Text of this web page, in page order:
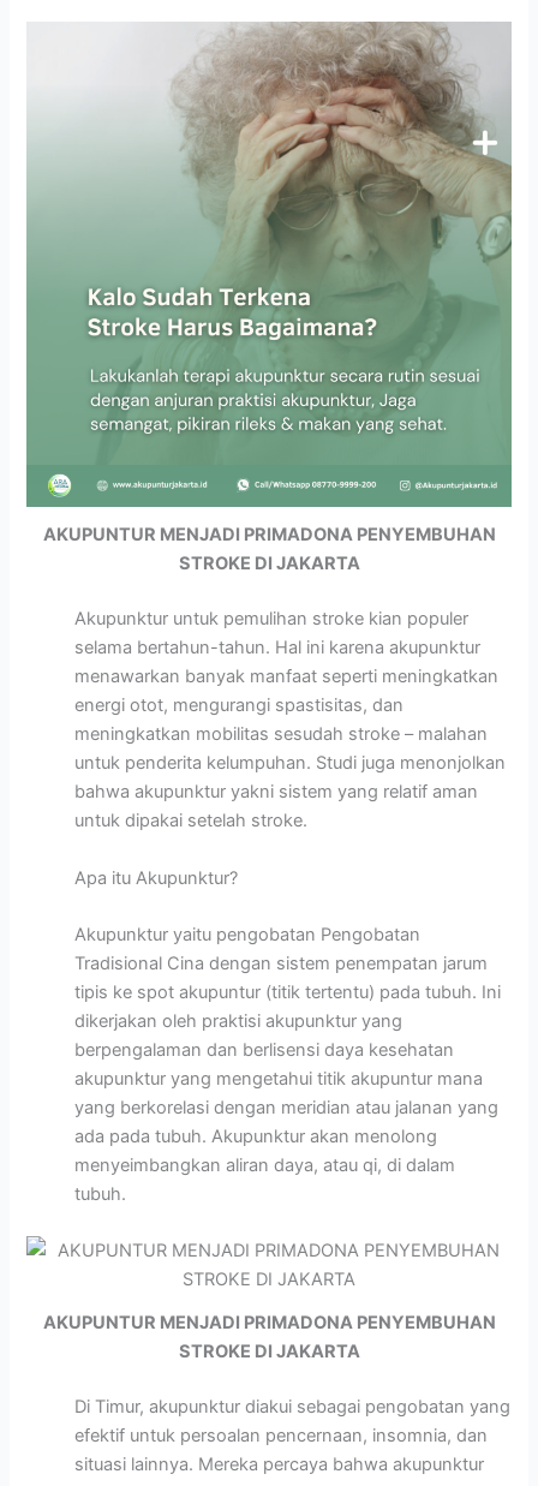
AKUPUNTUR MENJADI PRIMADONA PENYEMBUHAN
STROKE DI JAKARTA
Akupunktur untuk pemulihan stroke kian populer
selama bertahun-tahun. Hal ini karena akupunktur
menawarkan banyak manfaat seperti meningkatkan
energi otot, mengurangi spastisitas, dan
meningkatkan mobilitas sesudah stroke – malahan
untuk penderita kelumpuhan. Studi juga menonjolkan
bahwa akupunktur yakni sistem yang relatif aman
untuk dipakai setelah stroke.
Apa itu Akupunktur?
Akupunktur yaitu pengobatan Pengobatan
Tradisional Cina dengan sistem penempatan jarum
tipis ke spot akupuntur (titik tertentu) pada tubuh. Ini
dikerjakan oleh praktisi akupunktur yang
berpengalaman dan berlisensi daya kesehatan
akupunktur yang mengetahui titik akupuntur mana
yang berkorelasi dengan meridian atau jalanan yang
ada pada tubuh. Akupunktur akan menolong
menyeimbangkan aliran daya, atau qi, di dalam
tubuh.
AKUPUNTUR MENJADI PRIMADONA PENYEMBUHAN
STROKE DI JAKARTA
Di Timur, akupunktur diakui sebagai pengobatan yang
efektif untuk persoalan pencernaan, insomnia, dan
situasi lainnya. Mereka percaya bahwa akupunktur